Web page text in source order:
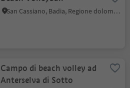
San Cassiano, Badia, Regione dolomitica Alta Badia
Campo di beach volley ad
Anterselva di Sotto